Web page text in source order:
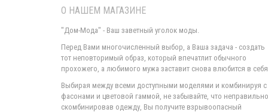
О НАШЕМ МАГАЗИНЕ
"Дом-Мода" - Ваш заветный уголок моды.
Перед Вами многочисленный выбор, а Ваша задача - создать
тот неповторимый образ, который впечатлит обычного
прохожего, а любимого мужа заставит снова влюбится в
Выбирая между всеми доступными моделями и комбинируя с
фасонами и цветовой гаммой, не забывайте, что неправильно
скомбинировав одежду, Вы получите взрывоопасный